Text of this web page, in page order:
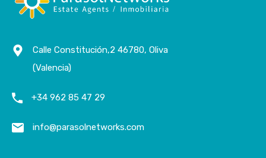
Calle Constitución,2 46780, Oliva
(Valencia)
+34 962 85 47 29
info@parasolnetworks.com